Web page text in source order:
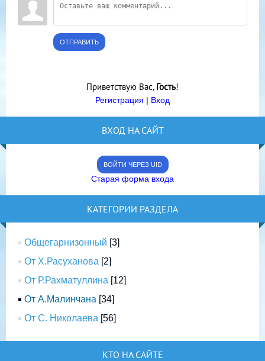
ОТПРАВИТЬ
Приветствую Вас, Гость!
Регистрация | Вход
ВХОД НА САЙТ
ВОЙТИ ЧЕРЕЗ UID
Старая форма входа
КАТЕГОРИИ РАЗДЕЛА
Общегарнизонный [3]
От Х.Расуханова [2]
От Р.Рахматуллина [12]
От А.Малинчана [34]
От С. Николаева [56]
КТО НА САЙТЕ